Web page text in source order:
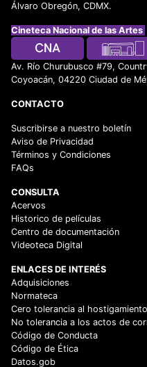
Álvaro Obregón, CDMX.
Cineteca Nacional de las Artes
Av. Río Churubusco #79,
Coyoacán, 04220 Ciudad de
CONTACTO
Suscribirse a nuestro boletín
Aviso de Privacidad
Términos y Condiciones
FAQs
CONSULTA
Acervos
Historico de películas
Centro de documentación
Videoteca Digital
ENLACES DE INTERÉS
Adquisiciones
Normateca
Cero tolerancia al
No tolerancia a los actos de
Código de Conducta
Código de Ética
Datos.gob